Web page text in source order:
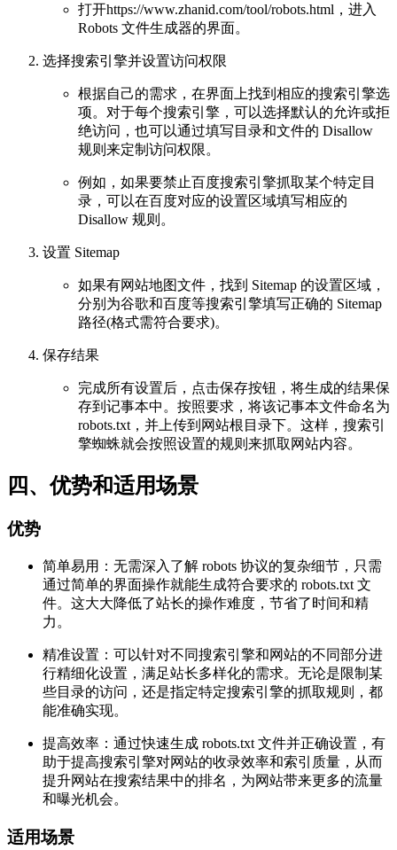
打开https://www.zhanid.com/tool/robots.html，进入
Robots 文件生成器的界面。
选择搜索引擎并设置访问权限
根据自己的需求，在界面上找到相应的搜索引擎选
项。对于每个搜索引擎，可以选择默认的允许或拒
绝访问，也可以通过填写目录和文件的 Disallow
规则来定制访问权限。
例如，如果要禁止百度搜索引擎抓取某个特定目
录，可以在百度对应的设置区域填写相应的
Disallow 规则。
设置 Sitemap
如果有网站地图文件，找到 Sitemap 的设置区域，
分别为谷歌和百度等搜索引擎填写正确的 Sitemap
路径(格式需符合要求)。
保存结果
完成所有设置后，点击保存按钮，将生成的结果保
存到记事本中。按照要求，将该记事本文件命名为
robots.txt，并上传到网站根目录下。这样，搜索引
擎蜘蛛就会按照设置的规则来抓取网站内容。
四、优势和适用场景
优势
简单易用：无需深入了解 robots 协议的复杂细节，只需
通过简单的界面操作就能生成符合要求的 robots.txt 文
件。这大大降低了站长的操作难度，节省了时间和精
力。
精准设置：可以针对不同搜索引擎和网站的不同部分进
行精细化设置，满足站长多样化的需求。无论是限制某
些目录的访问，还是指定特定搜索引擎的抓取规则，都
能准确实现。
提高效率：通过快速生成 robots.txt 文件并正确设置，有
助于提高搜索引擎对网站的收录效率和索引质量，从而
提升网站在搜索结果中的排名，为网站带来更多的流量
和曝光机会。
适用场景